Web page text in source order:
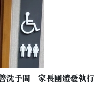
洗手間」家長團體憂執行